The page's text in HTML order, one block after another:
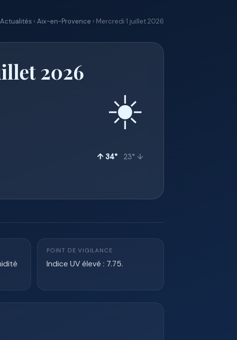
Actualités › Aix-en-Provence › Mercredi 1 juillet 2026
2026
☀️
↑ 34° 23° ↓
POINT DE VIGILANCE
Indice UV élevé : 7.75.